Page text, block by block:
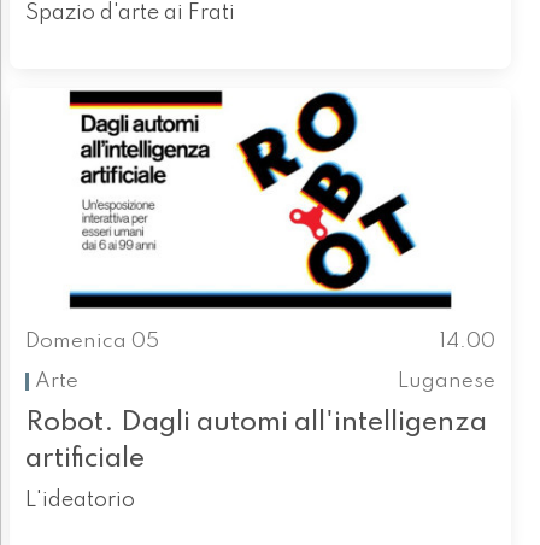
Spazio d'arte ai Frati
Domenica 05
14.00
Arte
Luganese
Robot. Dagli automi all'intelligenza
artificiale
L'ideatorio